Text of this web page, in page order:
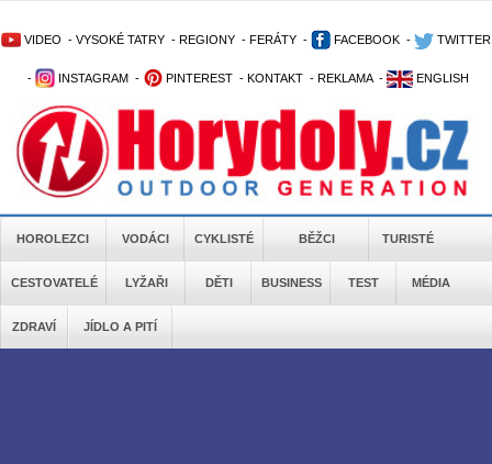
VIDEO - VYSOKÉ TATRY - REGIONY - FERÁTY - FACEBOOK - TWITTER
- INSTAGRAM - PINTEREST - KONTAKT - REKLAMA - ENGLISH
HOROLEZCI VODÁCI CYKLISTÉ BĚŽCI TURISTÉ
CESTOVATELÉ LYŽAŘI DĚTI BUSINESS TEST MÉDIA
ZDRAVÍ JÍDLO A PITÍ